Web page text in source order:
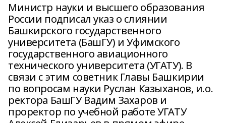
Министр науки и высшего образования
России подписал указ о слиянии
Башкирского государственного
университета (БашГУ) и Уфимского
государственного авиационного
технического университета (УГАТУ). В
связи с этим советник Главы Башкирии
по вопросам науки Руслан Казыханов, и.о.
ректора БашГУ Вадим Захаров и
проректор по учебной работе УГАТУ